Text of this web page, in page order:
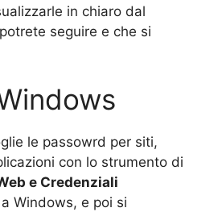
in chiaro dal
seguire e che si
le passowrd per siti,
con lo strumento di
e Credenziali
Windows, e poi si